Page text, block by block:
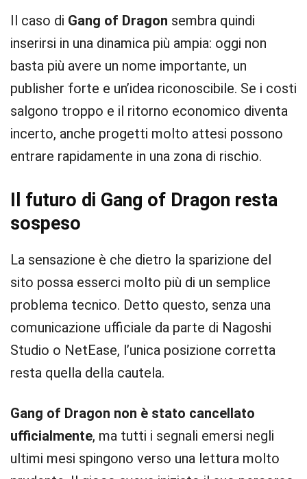
Il caso di Gang of Dragon sembra quindi
inserirsi in una dinamica più ampia: oggi non
basta più avere un nome importante, un
publisher forte e un’idea riconoscibile. Se i costi
salgono troppo e il ritorno economico diventa
incerto, anche progetti molto attesi possono
entrare rapidamente in una zona di rischio.
Il futuro di Gang of Dragon resta
sospeso
La sensazione è che dietro la sparizione del
sito possa esserci molto più di un semplice
problema tecnico. Detto questo, senza una
comunicazione ufficiale da parte di Nagoshi
Studio o NetEase, l’unica posizione corretta
resta quella della cautela.
Gang of Dragon non è stato cancellato
ufficialmente, ma tutti i segnali emersi negli
ultimi mesi spingono verso una lettura molto